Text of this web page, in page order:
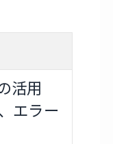
活用
エラー